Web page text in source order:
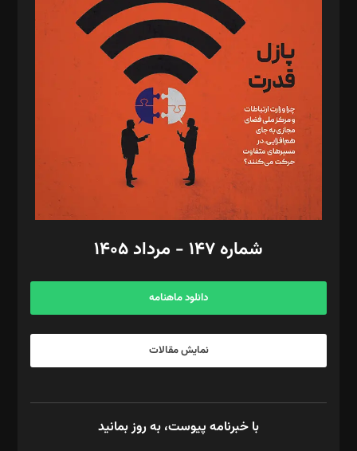
د‌بیر تحریریه آنلاین: بابک نقاش
تحریریه‌: مجتبی محمود‌ی، آرش برهمند، یسنا امان‌پور، سروش کرمیان،
مصطفی مسجدی آرانی، ابوالفضل رجبی، زهرا فکرانه، فائزه فتحی
رستمی،مصطفی باستان
ویرایش: نگار استاد‌‌آقا
طراح یونیفرم: مجید توکلی
فیلمبرداری و عکاسی: امیر شفیعی، مانی لطفی زاده
گرافیک و صفحه‌آرایی: سید‌سبحان‌علی ثابت
مد‌یر توسعه تجاری: کامبیز برید‌
امور مالی: شاپور رهبری، محمد‌ کاظمی‌نیا
آگهی و مشترکین: ۰۹۱۹۹۹۹۰۴۵۴
شماره ۱۴۷ - مرداد ۱۴۰۵
دانلود ماهنامه
نمایش مقالات
با خبرنامه پیوست، به روز بمانید